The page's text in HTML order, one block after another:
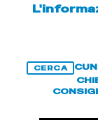
CERCA